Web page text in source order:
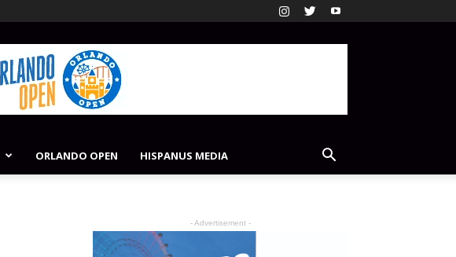
ORLANDO OPEN HISPANUS MEDIA
- Advertisement -